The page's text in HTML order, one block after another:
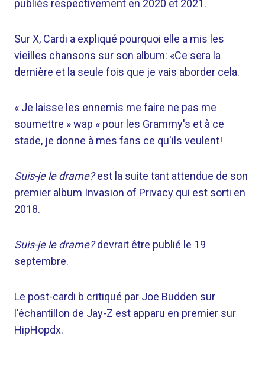
publiés respectivement en 2020 et 2021.
Sur X, Cardi a expliqué pourquoi elle a mis les
vieilles chansons sur son album: «Ce sera la
dernière et la seule fois que je vais aborder cela.
« Je laisse les ennemis me faire ne pas me
soumettre » wap « pour les Grammy's et à ce
stade, je donne à mes fans ce qu'ils veulent!
Suis-je le drame?est la suite tant attendue de son
premier album Invasion of Privacy qui est sorti en
2018.
Suis-je le drame?devrait être publié le 19
septembre.
Le post-cardi b critiqué par Joe Budden sur
l'échantillon de Jay-Z est apparu en premier sur
HipHopdx.